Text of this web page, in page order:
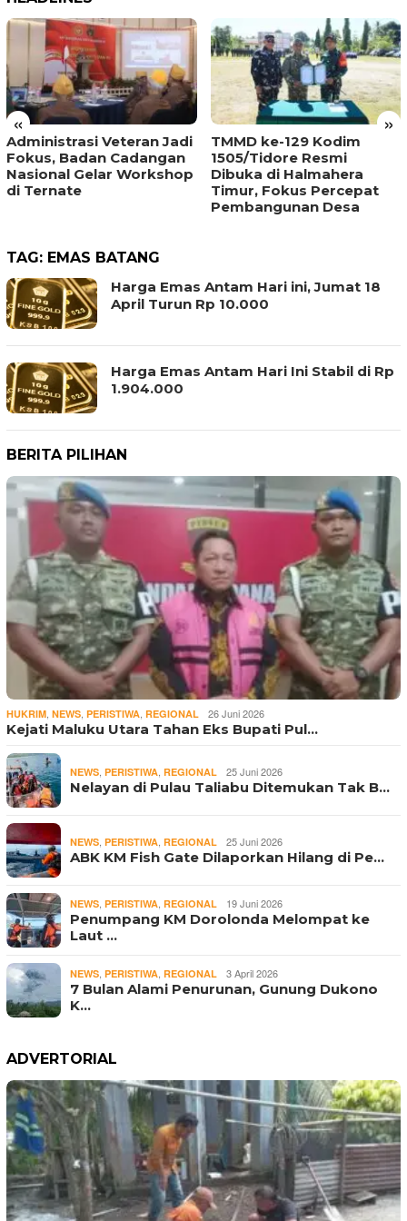
« »
Administrasi Veteran Jadi
Fokus, Badan Cadangan
Nasional Gelar Workshop
di Ternate
TMMD ke-129 Kodim
1505/Tidore Resmi
Dibuka di Halmahera
Timur, Fokus Percepat
Pembangunan Desa
TAG: EMAS BATANG
Harga Emas Antam Hari ini, Jumat 18
April Turun Rp 10.000
Harga Emas Antam Hari Ini Stabil di Rp
1.904.000
BERITA PILIHAN
HUKRIM, NEWS, PERISTIWA, REGIONAL 26 Juni 2026
Kejati Maluku Utara Tahan Eks Bupati Pul…
NEWS, PERISTIWA, REGIONAL 25 Juni 2026
Nelayan di Pulau Taliabu Ditemukan Tak B…
NEWS, PERISTIWA, REGIONAL 25 Juni 2026
ABK KM Fish Gate Dilaporkan Hilang di Pe…
NEWS, PERISTIWA, REGIONAL 19 Juni 2026
Penumpang KM Dorolonda Melompat ke
Laut …
NEWS, PERISTIWA, REGIONAL 3 April 2026
7 Bulan Alami Penurunan, Gunung Dukono
K…
ADVERTORIAL